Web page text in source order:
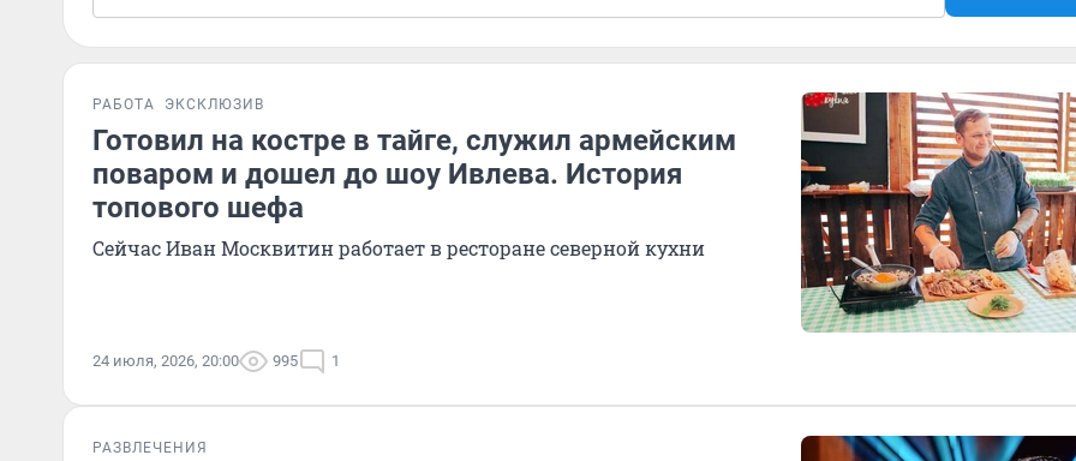
РАБОТА ЭКСКЛЮЗИВ
Готовил на костре в тайге, служил армейским
поваром и дошел до шоу Ивлева. История
топового шефа
Сейчас Иван Москвитин работает в ресторане северной кухни
24 июля, 2026, 20:00 995 1
РАЗВЛЕЧЕНИЯ